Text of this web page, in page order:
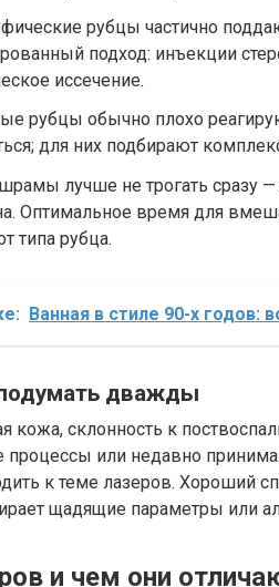
рубцы частично
подход: инъекции
иссечение.
рубцы обычно плохо
для них подбирают
лучше не трогать сразу
Оптимальное время для
типа рубца.
Ванная в стиле 90-х годов:
дважды
кожа, склонность к
процессы или недавно
к теме лазеров. Хороший
щадящие параметры или
и чем они